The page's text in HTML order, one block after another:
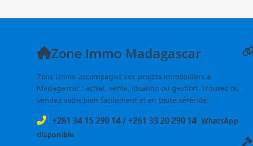
Zone Immo Madagascar
Zone Immo accompagne vos projets immobiliers à
Madagascar : achat, vente, location ou gestion. Trouvez ou
vendez votre bien facilement et en toute sérénité.
+261 34 15 290 14/+261 33 20 290 14 WhatsApp
disponible